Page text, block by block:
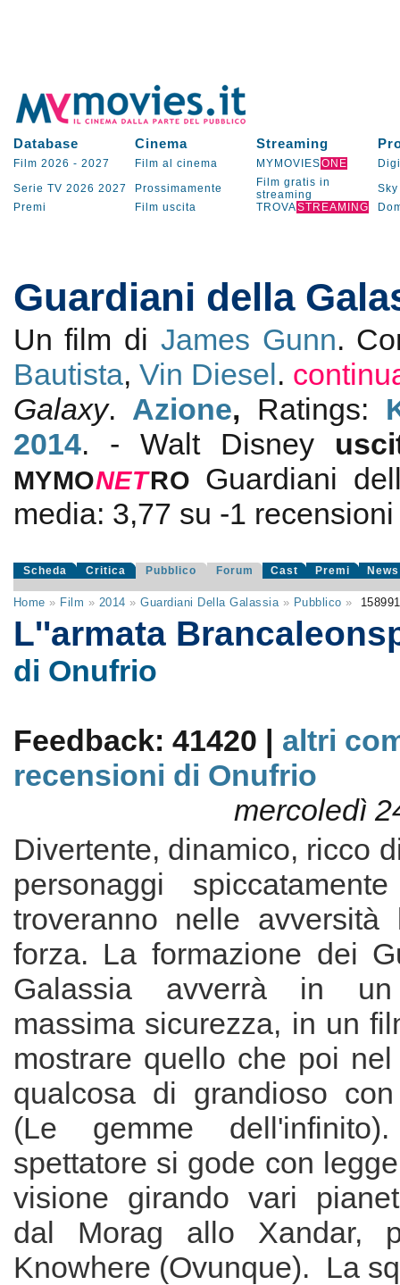
Database Cinema Streaming
Film 2026 - 2027 Film al cinema MYMOVIESONE
Serie TV 2026 2027 Prossimamente
Film gratis in
streaming
Sky
Premi
Film uscita TROVASTREAMING
Guardiani della
Un film di James Gunn.
Bautista, Vin Diesel.
Galaxy. Azione, Ratings:
2014. - Walt Disney
MYMONETRO Guardiani
media: 3,77 su -1
Scheda Critica Pubblico Forum Cast Premi News
Home » Film » 2014 »Guardiani Della Galassia» Pubblico »
L''armata
di Onufrio
Feedback: 41420 | altri
recensioni di Onufrio
mercoledì
Divertente, dinamico, ricco
personaggi
troveranno nelle avversità
forza. La formazione dei
Galassia avverrà in
massima sicurezza, in un
mostrare quello che poi
qualcosa di grandioso
(Le gemme
spettatore si gode con
visione girando vari
dal Morag allo Xandar,
Knowhere (Ovunque). La